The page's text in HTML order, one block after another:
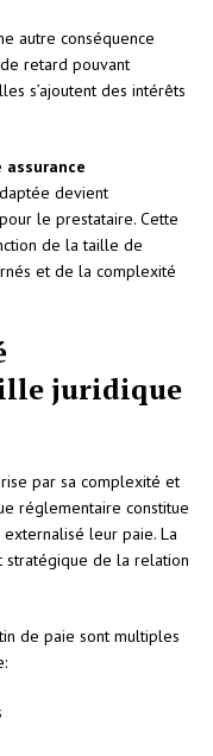
autre conséquence
retard pouvant
s’ajoutent des intérêts
assurance
devient
le prestataire. Cette
de la taille de
et de la complexité
juridique
par sa complexité et
réglementaire constitue
leur paie. La
de la relation
de paie sont multiples